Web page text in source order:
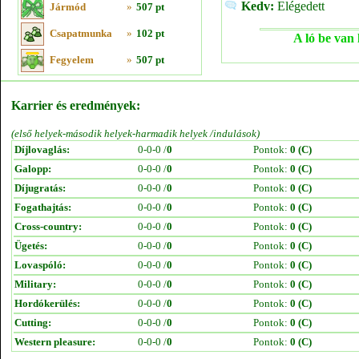
Jármód » 507 pt
Csapatmunka » 102 pt
Fegyelem » 507 pt
Kedv: Elégedett
A ló be van
Karrier és eredmények:
(első helyek-második helyek-harmadik helyek /indulások)
Díjlovaglás:
0-0-0 /0 Pontok: 0 (C)
Galopp:
0-0-0 /0 Pontok: 0 (C)
Díjugratás:
0-0-0 /0 Pontok: 0 (C)
Fogathajtás:
0-0-0 /0 Pontok: 0 (C)
Cross-country:
0-0-0 /0 Pontok: 0 (C)
Ügetés:
0-0-0 /0 Pontok: 0 (C)
Lovaspóló:
0-0-0 /0 Pontok: 0 (C)
Military:
0-0-0 /0 Pontok: 0 (C)
Hordókerülés:
0-0-0 /0 Pontok: 0 (C)
Cutting:
0-0-0 /0 Pontok: 0 (C)
Western pleasure:
0-0-0 /0 Pontok: 0 (C)